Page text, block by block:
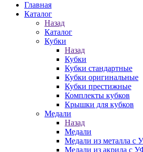
Главная
Каталог
Назад
Каталог
Кубки
Назад
Кубки
Кубки стандартные
Кубки оригинальные
Кубки престижные
Комплекты кубков
Крышки для кубков
Медали
Назад
Медали
Медали из металла с
Медали из акрила с